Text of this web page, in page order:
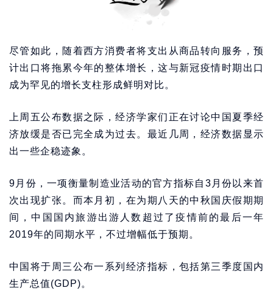
尽管如此，随着西方消费者将支出从商品转向服务，预
计出口将拖累今年的整体增长，这与新冠疫情时期出口
成为罕见的增长支柱形成鲜明对比。
上周五公布数据之际，经济学家们正在讨论中国夏季经
济放缓是否已完全成为过去。最近几周，经济数据显示
出一些企稳迹象。
9月份，一项衡量制造业活动的官方指标自3月份以来首
次出现扩张。而本月初，在为期八天的中秋国庆假期期
间，中国国内旅游出游人数超过了疫情前的最后一年
2019年的同期水平，不过增幅低于预期。
中国将于周三公布一系列经济指标，包括第三季度国内
生产总值(GDP)。